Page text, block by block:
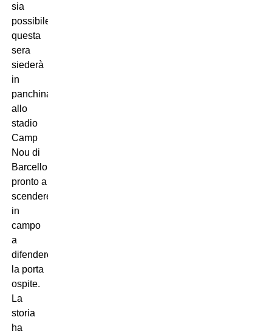
sia
possibile,
questa
sera
siederà
in
panchina
allo
stadio
Camp
Nou di
Barcellona,
pronto a
scendere
in
campo
a
difendere
la porta
ospite.
La
storia
ha